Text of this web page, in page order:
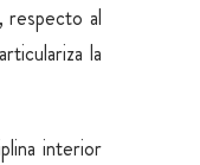
respecto al
la
interior